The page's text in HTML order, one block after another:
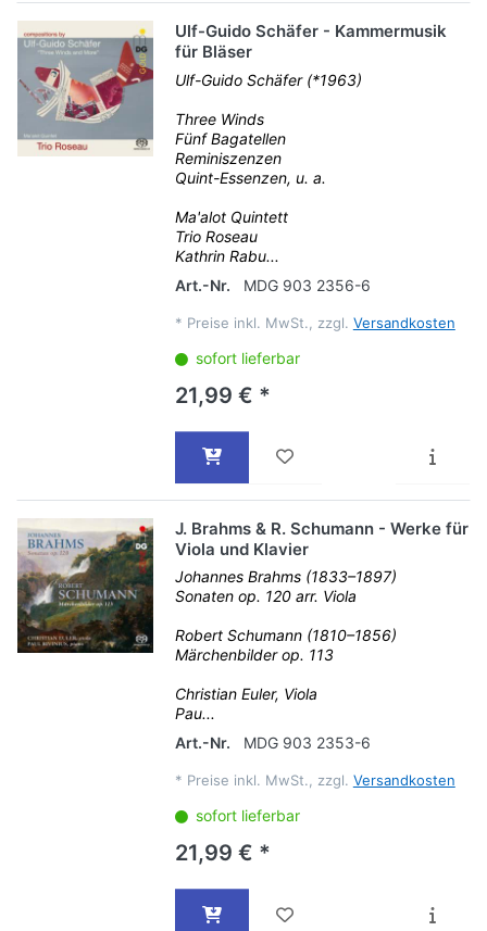
Ulf-Guido Schäfer - Kammermusik
für Bläser
Ulf-Guido Schäfer (*1963)
Three Winds
Fünf Bagatellen
Reminiszenzen
Quint-Essenzen, u. a.
Ma'alot Quintett
Trio Roseau
Kathrin Rabu...
Art.-Nr.
MDG 903 2356-6
* Preise inkl. MwSt., zzgl. Versandkosten
sofort lieferbar
21,99 € *
J. Brahms & R. Schumann - Werke für
Viola und Klavier
Johannes Brahms (1833–1897)
Sonaten op. 120 arr. Viola
Robert Schumann (1810–1856)
Märchenbilder op. 113
Christian Euler, Viola
Pau...
Art.-Nr.
MDG 903 2353-6
* Preise inkl. MwSt., zzgl. Versandkosten
sofort lieferbar
21,99 € *